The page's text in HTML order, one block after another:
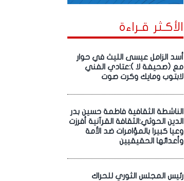
الأكـثر قـراءة
أسد الزامل عيسى الليث في حوار
مع (صحيفة لا ):عتادي الفني
لابتوب ومايك وكرت صوت
الناشطة الثقافية فاطمة حسين بدر
الدين الحوثي:الثقافة القرآنية أفرزت
وعيا كبيرا بالمؤامرات ضد الأمة
وأعدائها الحقيقيين
رئيس المجلس الثوري للحراك